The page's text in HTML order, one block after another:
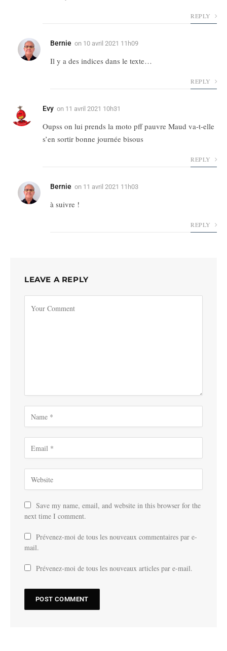
REPLY
Bernie on 10 avril 2021 11h09
Il y a des indices dans le texte…
REPLY
Evy on 11 avril 2021 10h31
Oupss on lui prends la moto pff pauvre Maud va-t-elle
s’en sortir bonne journée bisous
REPLY
Bernie on 11 avril 2021 11h03
à suivre !
REPLY
LEAVE A REPLY
Save my name, email, and website in this browser for the
next time I comment.
Prévenez-moi de tous les nouveaux commentaires par e-
mail.
Prévenez-moi de tous les nouveaux articles par e-mail.